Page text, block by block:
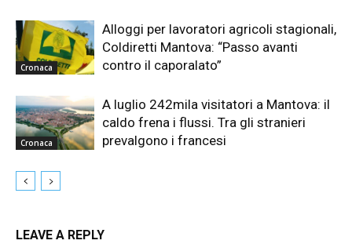
Cronaca
Alloggi per lavoratori agricoli stagionali,
Coldiretti Mantova: “Passo avanti
contro il caporalato”
Cronaca
A luglio 242mila visitatori a Mantova: il
caldo frena i flussi. Tra gli stranieri
prevalgono i francesi
LEAVE A REPLY